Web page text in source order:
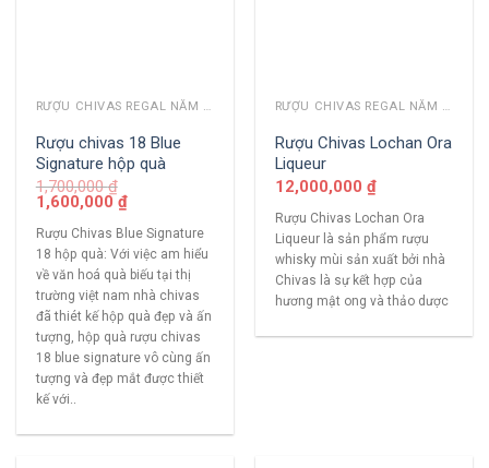
RƯỢU CHIVAS REGAL NĂM CŨ
Rượu chivas 18 Blue
Signature hộp quà
1,700,000₫
1,600,000₫
Rượu Chivas Blue Signature
18 hộp quà: Với việc am hiểu
về văn hoá quà biếu tại thị
trường việt nam nhà chivas
đã thiét kế hộp quà đẹp và ấn
tượng, hộp quà rượu chivas
18 blue signature vô cùng ấn
tượng và đẹp mắt được thiết
kế với..
RƯỢU CHIVAS REGAL NĂM CŨ
Rượu Chivas Lochan Ora
Liqueur
12,000,000 ₫
Rượu Chivas Lochan Ora
Liqueur là sản phẩm rượu
whisky mùi sản xuất bởi nhà
Chivas là sự kết hợp của
hương mật ong và thảo dược